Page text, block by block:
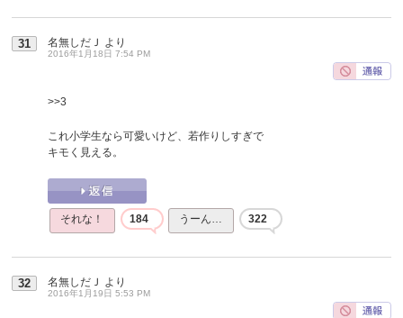
31 名無しだＪ より
2016年1月18日 7:54 PM
>>3
これ小学生なら可愛いけど、若作りしすぎで
キモく見える。
それな！ 184 うーん… 322
32 名無しだＪ より
2016年1月19日 5:53 PM